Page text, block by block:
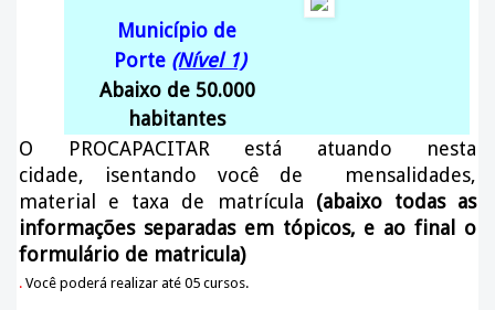
Município de
Porte (Nível 1)
Abaixo de 50.000
habitantes
O PROCAPACITAR está atuando nesta
cidade, isentando você de mensalidades,
material e taxa de matrícula (abaixo todas as
informações separadas em tópicos, e ao final o
formulário de matricula)
. Você poderá realizar até 05 cursos.